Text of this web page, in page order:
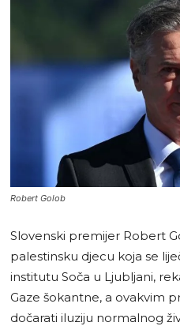
Robert Golob
Slovenski premijer Robert
palestinsku djecu koja se
institutu Soča u Ljubljani,
Gaze šokantne, a ovakvim
dočarati iluziju normalnog